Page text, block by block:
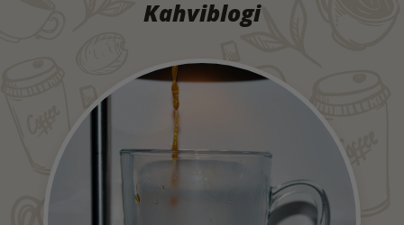
Kahviblogi